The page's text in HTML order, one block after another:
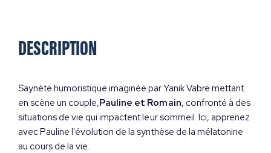
DESCRIPTION
​Saynète humoristique imaginée par Yanik Vabre mettant
en scène un couple,Pauline et Romain, confronté à des
situations de vie qui impactent leur sommeil. Ici, apprenez
avec Pauline l'évolution de la synthèse de la mélatonine
au cours de la vie.​